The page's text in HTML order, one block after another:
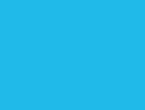
Abs. 1
ist
unseren
uns ein
Daten